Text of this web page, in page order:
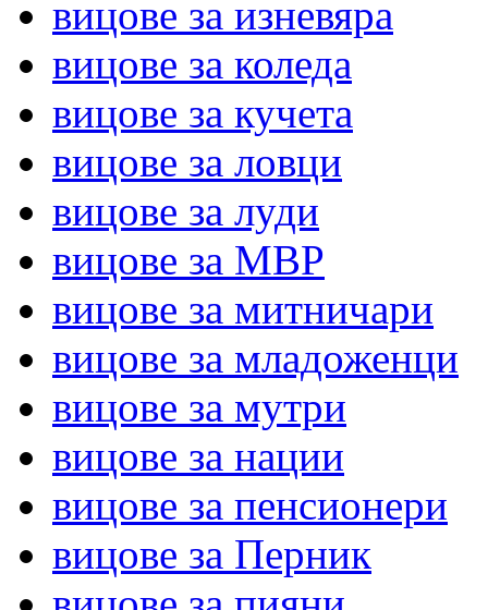
вицове за изневяра
вицове за коледа
вицове за кучета
вицове за ловци
вицове за луди
вицове за МВР
вицове за митничари
вицове за младоженци
вицове за мутри
вицове за нации
вицове за пенсионери
вицове за Перник